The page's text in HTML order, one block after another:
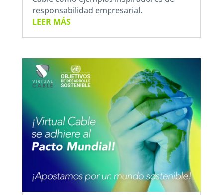
responsabilidad empresarial.
LEER MÁS